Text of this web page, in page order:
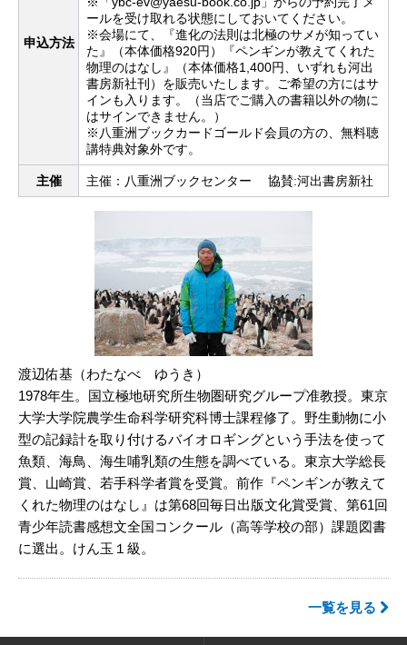
申込方法
ールを受け取れる状態にしておいてください。
※会場にて、『進化の法則は北極のサメが知ってい
た』（本体価格920円）『ペンギンが教えてくれた
物理のはなし』（本体価格1,400円、いずれも河出
書房新社刊）を販売いたします。ご希望の方にはサ
インも入ります。（当店でご購入の書籍以外の物に
はサインできません。）
※八重洲ブックカードゴールド会員の方の、無料聴
講特典対象外です。
主催 主催：八重洲ブックセンター 協賛:河出書房新社
渡辺佑基（わたなべ ゆうき）
1978年生。国立極地研究所生物圏研究グループ准教授。東京
大学大学院農学生命科学研究科博士課程修了。野生動物に小
型の記録計を取り付けるバイオロギングという手法を使って
魚類、海鳥、海生哺乳類の生態を調べている。東京大学総長
賞、山崎賞、若手科学者賞を受賞。前作『ペンギンが教えて
くれた物理のはなし』は第68回毎日出版文化賞受賞、第61回
青少年読書感想文全国コンクール（高等学校の部）課題図書
に選出。けん玉１級。
一覧を見る